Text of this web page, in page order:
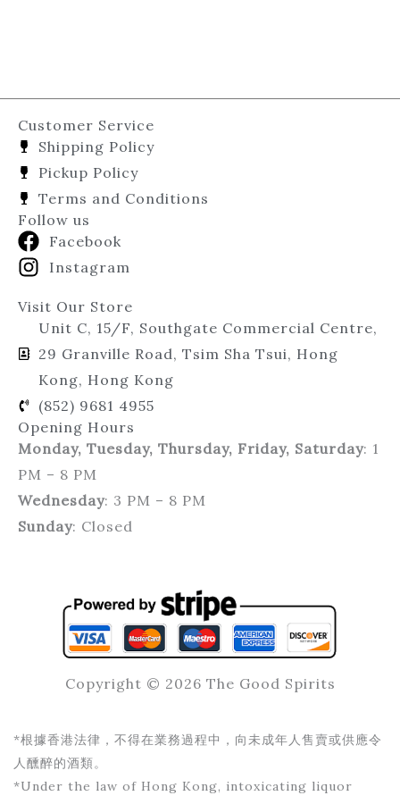
Customer Service
Shipping Policy
Pickup Policy
Terms and Conditions
Follow us
Facebook
Instagram
Visit Our Store
Unit C, 15/F, Southgate Commercial Centre,
29 Granville Road, Tsim Sha Tsui, Hong
Kong, Hong Kong
(852) 9681 4955
Opening Hours
Monday, Tuesday, Thursday, Friday, Saturday: 1
PM – 8 PM
Wednesday: 3 PM – 8 PM
Sunday: Closed
Copyright © 2026 The Good Spirits
*根據香港法律，不得在業務過程中，向未成年人售賣或供應令
人醺醉的酒類。
*Under the law of Hong Kong, intoxicating liquor